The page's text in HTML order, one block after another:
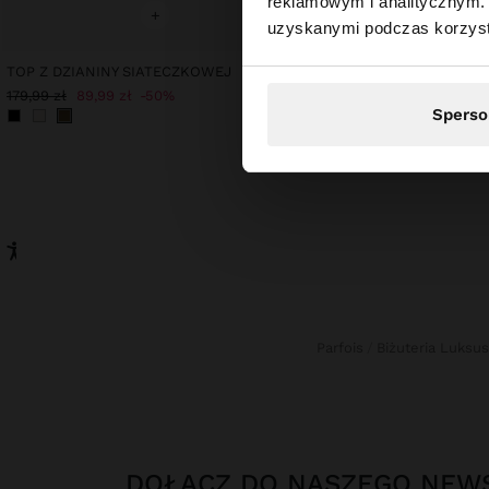
uzyskanymi podczas
Odwiedzasz stronę
+
TOP Z DZIANINY SIATECZKOWEJ
179,99 zł 89,99 zł 50%
+
SPÓDNICA MIDI Z 100%